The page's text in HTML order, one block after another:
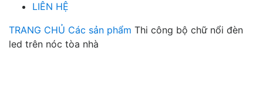
LIÊN HỆ
TRANG CHỦ Các sản phẩm Thi công bộ chữ nổi đèn
led trên nóc tòa nhà